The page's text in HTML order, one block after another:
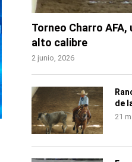
Torneo Charro AFA,
alto calibre
2 junio, 2026
de
21